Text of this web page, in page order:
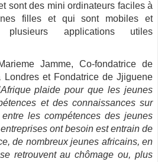
sont des mini ordinateurs faciles à
filles et qui sont mobiles et
plusieurs applications utiles
Jamme, Co-fondatrice de
Londres et Fondatrice de Jjiguene
plaide pour que les jeunes
et des connaissances sur
les compétences des jeunes
ont besoin est entrain de
de nombreux jeunes africains, en
retrouvent au chômage ou, plus